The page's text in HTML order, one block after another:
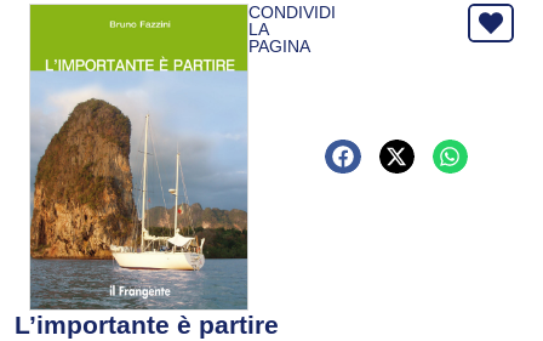
CONDIVIDI
LA
PAGINA
L’importante è partire